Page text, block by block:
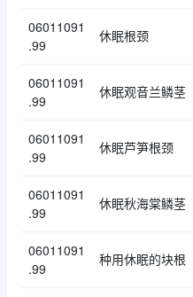
06011091
.99
休眠根颈
06011091
.99
休眠观音兰鳞茎
06011091
.99
休眠芦笋根颈
06011091
.99
休眠秋海棠鳞茎
06011091
.99
种用休眠的块根